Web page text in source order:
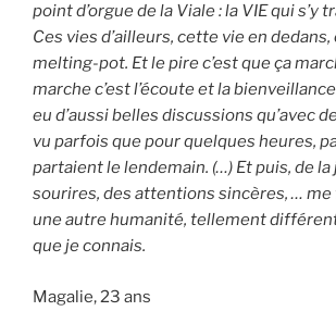
point d’orgue de la Viale : la VIE qui s’y
Ces vies d’ailleurs, cette vie en dedans,
melting-pot. Et le pire c’est que ça
marche c’est l’écoute et la
eu d’aussi belles discussions qu’avec
vu parfois que pour quelques heures,
partaient le lendemain. (…) Et puis, de la
sourires, des attentions sincères, …
une autre humanité, tellement
que je connais.
Magalie, 23 ans